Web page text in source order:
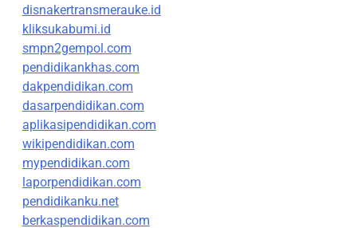
disnakertransmerauke.id
kliksukabumi.id
smpn2gempol.com
pendidikankhas.com
dakpendidikan.com
dasarpendidikan.com
aplikasipendidikan.com
wikipendidikan.com
mypendidikan.com
laporpendidikan.com
pendidikanku.net
berkaspendidikan.com